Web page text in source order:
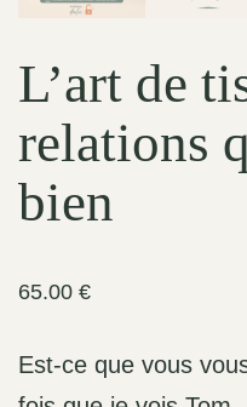
L’art de
relations
bien
65.00 €
Est-ce que vous